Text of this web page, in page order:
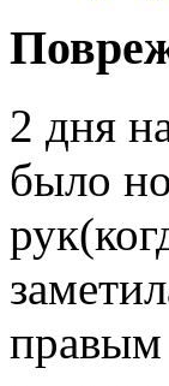
2 дня
было
правым